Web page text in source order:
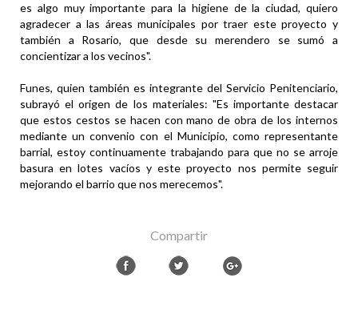
es algo muy importante para la higiene de la ciudad, quiero
agradecer a las áreas municipales por traer este proyecto y
también a Rosario, que desde su merendero se sumó a
concientizar a los vecinos".
Funes, quien también es integrante del Servicio Penitenciario,
subrayó el origen de los materiales: "Es importante destacar
que estos cestos se hacen con mano de obra de los internos
mediante un convenio con el Municipio, como representante
barrial, estoy continuamente trabajando para que no se arroje
basura en lotes vacíos y este proyecto nos permite seguir
mejorando el barrio que nos merecemos".
Compartir